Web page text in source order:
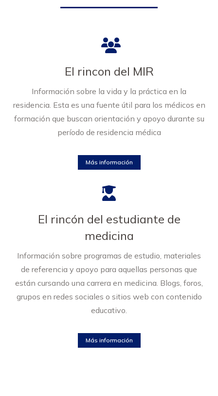
El rincon del MIR
Información sobre la vida y la práctica en la
residencia. Esta es una fuente útil para los médicos en
formación que buscan orientación y apoyo durante su
período de residencia médica
Más información
El rincón del estudiante de
medicina
Información sobre programas de estudio, materiales
de referencia y apoyo para aquellas personas que
están cursando una carrera en medicina. Blogs, foros,
grupos en redes sociales o sitios web con contenido
educativo.
Más información